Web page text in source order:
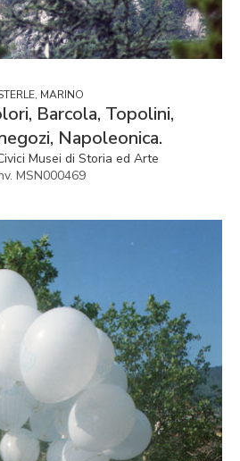
MARINO
Barcola, Topolini,
Napoleonica.
Musei di Storia ed Arte
MSN000469